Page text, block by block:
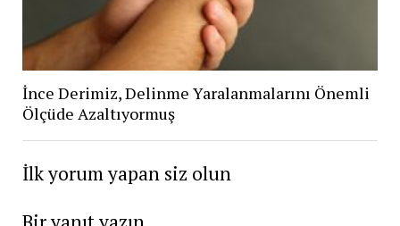
İnce Derimiz, Delinme Yaralanmalarını Önemli
Ölçüde Azaltıyormuş
İlk yorum yapan siz olun